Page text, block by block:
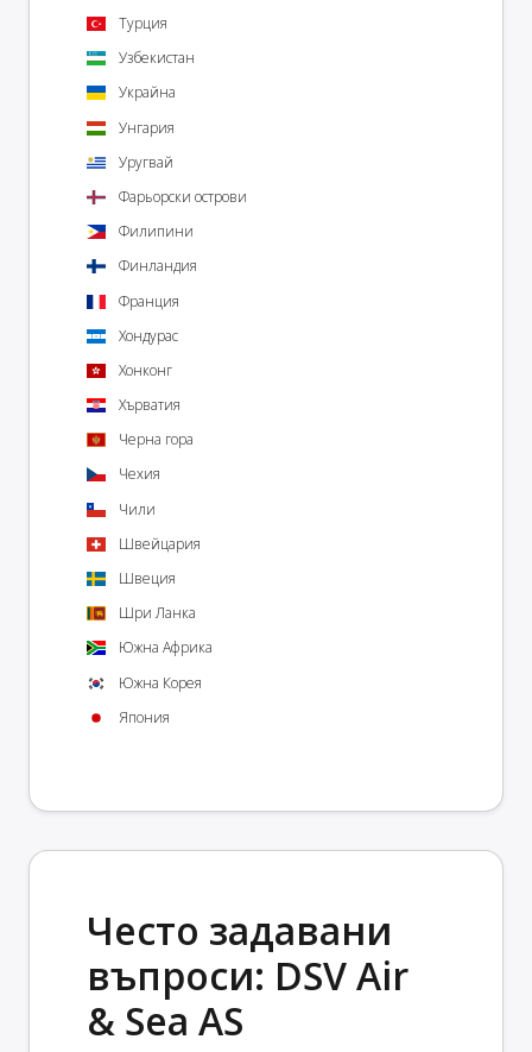
Турция
Узбекистан
Украйна
Унгария
Уругвай
Фарьорски острови
Филипини
Финландия
Франция
Хондурас
Хонконг
Хърватия
Черна гора
Чехия
Чили
Швейцария
Швеция
Шри Ланка
Южна Африка
Южна Корея
Япония
Често задавани
въпроси: DSV Air
& Sea AS